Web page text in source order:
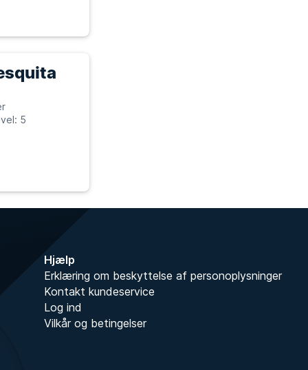
5
Hjælp
Erklæring om beskyttelse af personoplysninger
Kontakt kundeservice
Log ind
Vilkår og betingelser